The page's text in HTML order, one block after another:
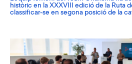
històric en la XXXVIII edició de la Ruta
classificar-se en segona posició de la